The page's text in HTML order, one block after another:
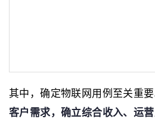
其中，确定物联网用例至关重要
客户需求，确立综合收入、运